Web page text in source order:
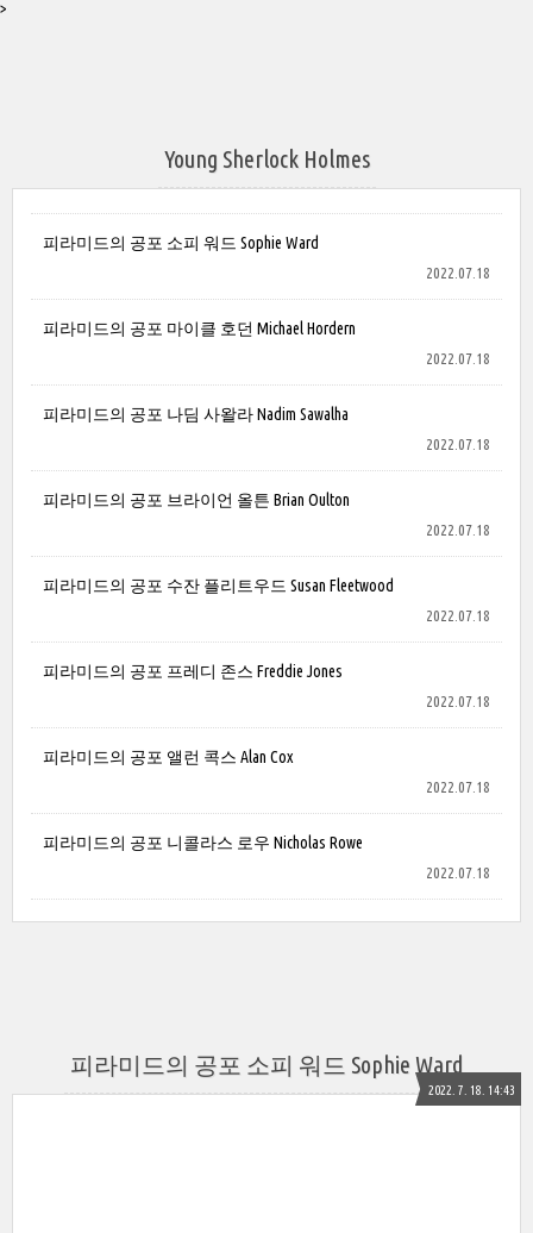
>
Young Sherlock Holmes
피라미드의 공포 소피 워드 Sophie Ward
2022.07.18
피라미드의 공포 마이클 호던 Michael Hordern
2022.07.18
피라미드의 공포 나딤 사왈라 Nadim Sawalha
2022.07.18
피라미드의 공포 브라이언 올튼 Brian Oulton
2022.07.18
피라미드의 공포 수잔 플리트우드 Susan Fleetwood
2022.07.18
피라미드의 공포 프레디 존스 Freddie Jones
2022.07.18
피라미드의 공포 앨런 콕스 Alan Cox
2022.07.18
피라미드의 공포 니콜라스 로우 Nicholas Rowe
2022.07.18
피라미드의 공포 소피 워드 Sophie Ward
2022. 7. 18. 14:43